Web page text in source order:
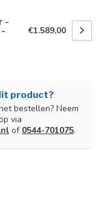
-
€1.589,00
product?
bestellen? Neem
via
of 0544-701075.